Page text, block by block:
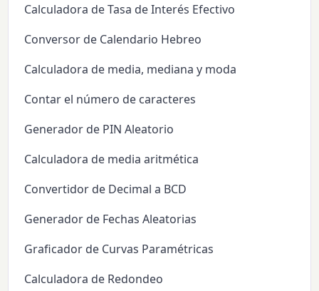
Calculadora de Tasa de Interés Efectivo
Conversor de Calendario Hebreo
Calculadora de media, mediana y moda
Contar el número de caracteres
Generador de PIN Aleatorio
Calculadora de media aritmética
Convertidor de Decimal a BCD
Generador de Fechas Aleatorias
Graficador de Curvas Paramétricas
Calculadora de Redondeo